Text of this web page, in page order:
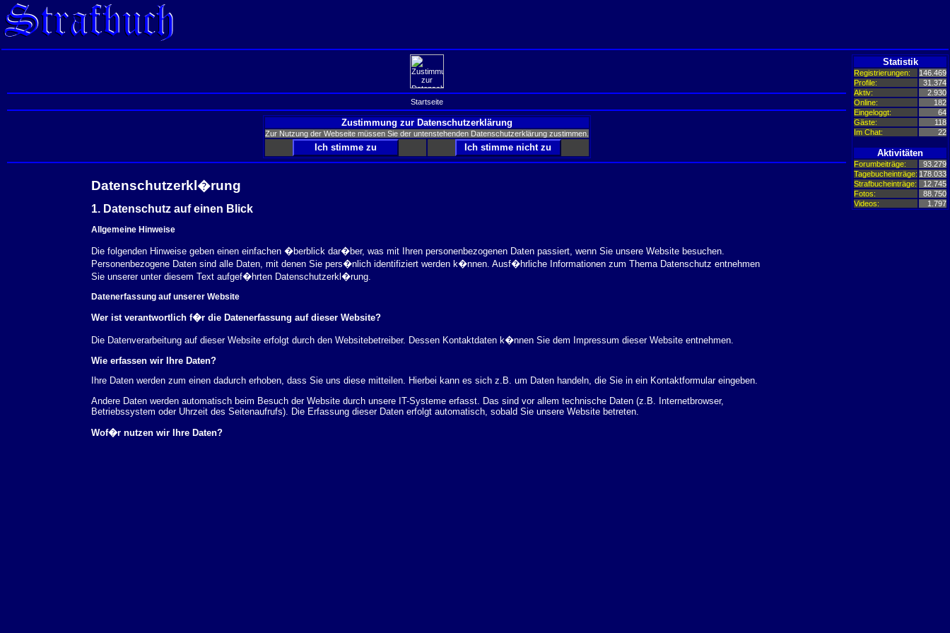
Startseite
Zustimmung zur Datenschutzerklärung
Zur Nutzung der Webseite müssen Sie der untenstehenden Datenschutzerklärung zustimmen.
Datenschutzerkl�rung
1. Datenschutz auf einen Blick
Allgemeine Hinweise
Die folgenden Hinweise geben einen einfachen �berblick dar�ber, was mit Ihren personenbezogenen Daten passiert, wenn Sie unsere Website besuchen.
Personenbezogene Daten sind alle Daten, mit denen Sie pers�nlich identifiziert werden k�nnen. Ausf�hrliche Informationen zum Thema Datenschutz entnehmen
Sie unserer unter diesem Text aufgef�hrten Datenschutzerkl�rung.
Datenerfassung auf unserer Website
Wer ist verantwortlich f�r die Datenerfassung auf dieser Website?
Die Datenverarbeitung auf dieser Website erfolgt durch den Websitebetreiber. Dessen Kontaktdaten k�nnen Sie dem Impressum dieser Website entnehmen.
Wie erfassen wir Ihre Daten?
Ihre Daten werden zum einen dadurch erhoben, dass Sie uns diese mitteilen. Hierbei kann es sich z.B. um Daten handeln, die Sie in ein Kontaktformular eingeben.
Andere Daten werden automatisch beim Besuch der Website durch unsere IT-Systeme erfasst. Das sind vor allem technische Daten (z.B. Internetbrowser,
Betriebssystem oder Uhrzeit des Seitenaufrufs). Die Erfassung dieser Daten erfolgt automatisch, sobald Sie unsere Website betreten.
Wof�r nutzen wir Ihre Daten?
Statistik
Registrierungen:
146.469
Profile:
31.374
Aktiv:
2.930
Online:
182
Eingeloggt:
64
Gäste:
118
Im Chat:
22
Aktivitäten
Forumbeiträge:
93.279
Tagebucheinträge: 178.033
Strafbucheinträge:
12.745
Fotos:
88.750
Videos:
1.797